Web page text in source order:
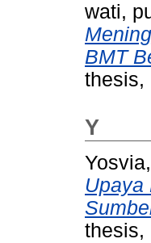
wati,
BMT
thesis,
Y
Upaya
thesis,